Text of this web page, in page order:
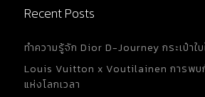
Recent Posts
ทำความรู้จัก Dior D-Journey กระเป๋าใ
Louis Vuitton x Voutilainen การพบ
แห่งโลกเวลา